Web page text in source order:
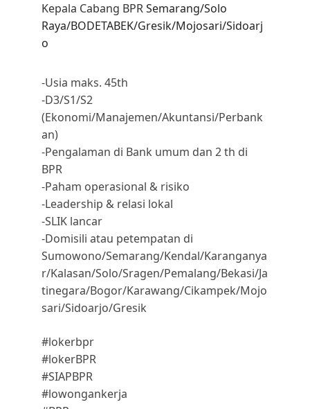
Kepala Cabang BPR Semarang/Solo
Raya/BODETABEK/Gresik/Mojosari/Sidoarj
o
-Usia maks. 45th
-D3/S1/S2
(Ekonomi/Manajemen/Akuntansi/Perbank
an)
-Pengalaman di Bank umum dan 2 th di
BPR
-Paham operasional & risiko
-Leadership & relasi lokal
-SLIK lancar
-Domisili atau petempatan di
Sumowono/Semarang/Kendal/Karanganya
r/Kalasan/Solo/Sragen/Pemalang/Bekasi/Ja
tinegara/Bogor/Karawang/Cikampek/Mojo
sari/Sidoarjo/Gresik
#lokerbpr
#lokerBPR
#SIAPBPR
#lowongankerja